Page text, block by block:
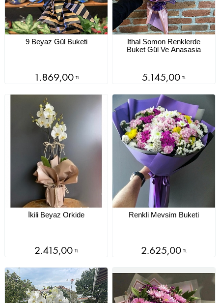
9 Beyaz Gül Buketi
1.869,00 TL
Ithal Somon Renklerde
Buket Gül Ve Anasasia
5.145,00 TL
İkili Beyaz Orkide
2.415,00 TL
Renkli Mevsim Buketi
2.625,00 TL